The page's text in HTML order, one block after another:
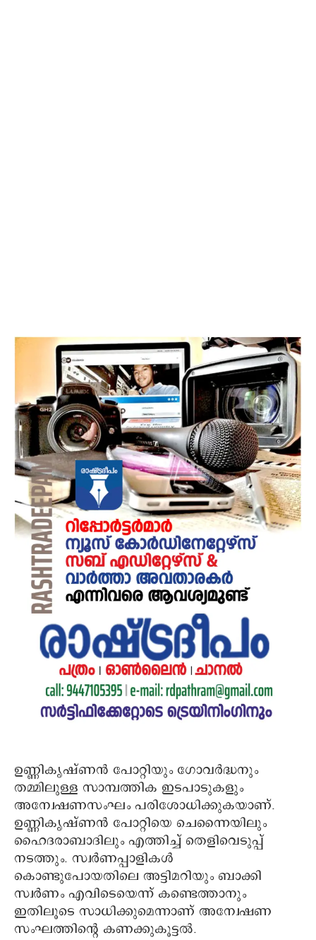
ഉണ്ണികൃഷ്ണൻ പോറ്റിയും ഗോവർദ്ധനും
തമ്മിലുള്ള സാമ്പത്തിക ഇടപാടുകളും
അന്വേഷണസംഘം പരിശോധിക്കുകയാണ്.
ഉണ്ണികൃഷ്ണൻ പോറ്റിയെ ചെന്നൈയിലും
ഹൈദരാബാദിലും എത്തിച്ച് തെളിവെടുപ്പ്
നടത്തും. സ്വർണപ്പാളികൾ
കൊണ്ടുപോയതിലെ അട്ടിമറിയും ബാക്കി
സ്വർണം എവിടെയെന്ന് കണ്ടെത്താനും
ഇതിലൂടെ സാധിക്കുമെന്നാണ് അന്വേഷണ
സംഘത്തിന്റെ കണക്കുകൂട്ടൽ.